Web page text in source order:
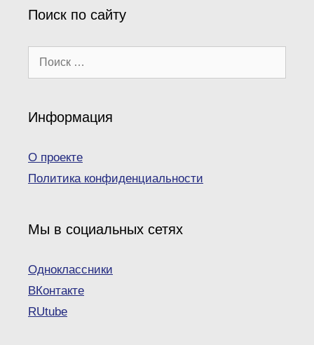
Поиск по сайту
Информация
О проекте
Политика конфиденциальности
Мы в социальных сетях
Одноклассники
ВКонтакте
RUtube